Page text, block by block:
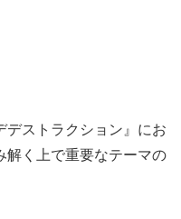
デストラクション』にお
解く上で重要なテーマの